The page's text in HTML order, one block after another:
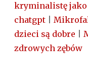
kryminalistę jako
chatgpt
dzieci są dobre
zdrowych zębów